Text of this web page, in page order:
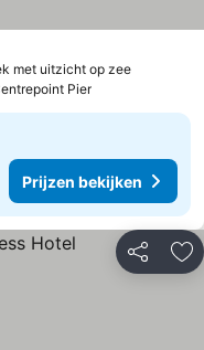
met uitzicht op zeePrijzen
Pier
Prijzen bekijken
Delen